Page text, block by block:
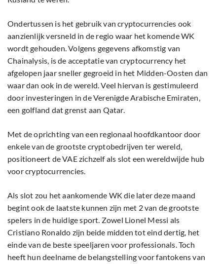
Ondertussen is het gebruik van cryptocurrencies ook
aanzienlijk versneld in de regio waar het komende WK
wordt gehouden. Volgens gegevens afkomstig van
Chainalysis, is de acceptatie van cryptocurrency het
afgelopen jaar sneller gegroeid in het Midden-Oosten dan
waar dan ook in de wereld. Veel hiervan is gestimuleerd
door investeringen in de Verenigde Arabische Emiraten,
een golfland dat grenst aan Qatar.
Met de oprichting van een regionaal hoofdkantoor door
enkele van de grootste cryptobedrijven ter wereld,
positioneert de VAE zichzelf als slot een wereldwijde hub
voor cryptocurrencies.
Als slot zou het aankomende WK die later deze maand
begint ook de laatste kunnen zijn met 2 van de grootste
spelers in de huidige sport. Zowel Lionel Messi als
Cristiano Ronaldo zijn beide midden tot eind dertig, het
einde van de beste speeljaren voor professionals. Toch
heeft hun deelname de belangstelling voor fantokens van